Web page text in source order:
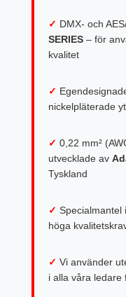
✓ DMX- och
SERIES – för
kvalitet
✓
nickelpläterade
✓ 0,22 mm²
utvecklade av
Tyskland
✓ Specialmantel
höga
✓ Vi använder
i alla våra ledare